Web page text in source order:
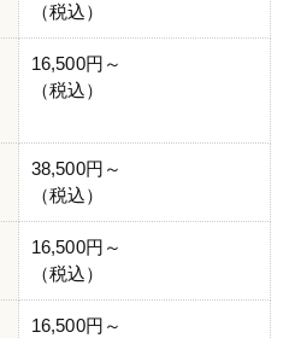
（税込）
16,500円～
（税込）
38,500円～
（税込）
16,500円～
（税込）
16,500円～